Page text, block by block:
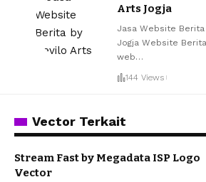
Arts Jogja
Jasa Website
Jogja Website
web…
144 Views
Vector Terkait
Stream Fast by Megadata ISP Logo
Vector